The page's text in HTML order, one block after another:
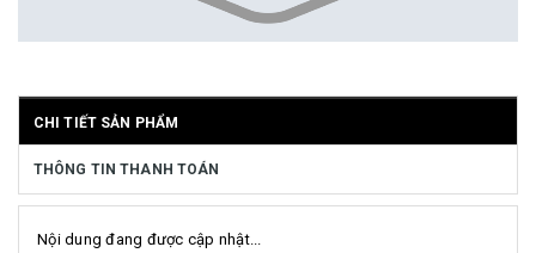
CHI TIẾT SẢN PHẨM
THÔNG TIN THANH TOÁN
Nội dung đang được cập nhật...